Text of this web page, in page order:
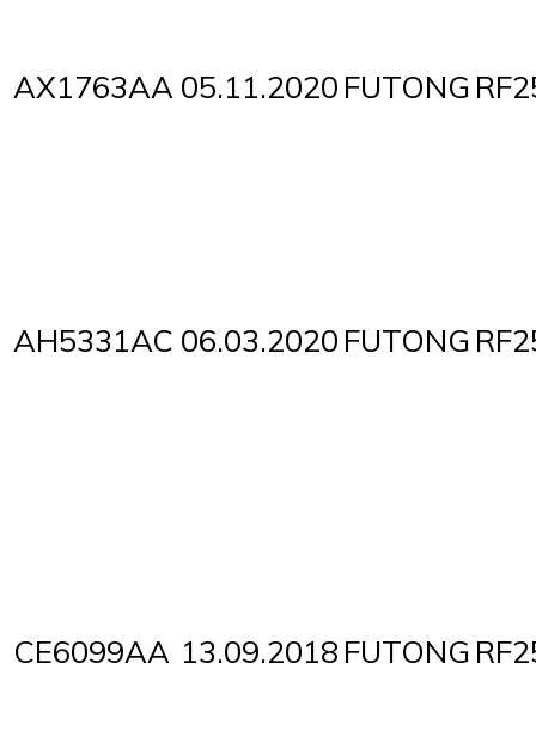
AX1763AA 05.11.2020 FUTONG
AH5331AC 06.03.2020 FUTONG
CE6099AA 13.09.2018 FUTONG